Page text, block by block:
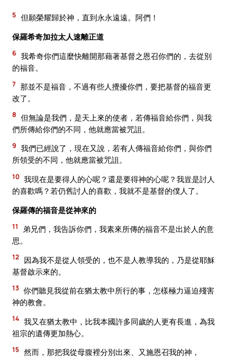
5 但願榮耀歸於神，直到永永遠遠。阿們！
保羅希奇加拉太人速離正道
6 我希奇你們這麼快離開那藉著基督之恩召你們的，去從別
的福音。
7 那並不是福音，不過有些人攪擾你們，要把基督的福音更
改了。
8 但無論是我們，是天上來的使者，若傳福音給你們，與我
們所傳給你們的不同，他就應當被咒詛。
9 我們已經說了，現在又說，若有人傳福音給你們，與你們
所領受的不同，他就應當被咒詛。
10 我現在是要得人的心呢？還是要得神的心呢？我豈是討人
的喜歡嗎？若仍舊討人的喜歡，我就不是基督的僕人了。
保羅傳的福音是從神來的
11
弟兄們，我告訴你們，我素來所傳的福音不是出於人的意
思。
12
因為我不是從人領受的，也不是人教導我的，乃是從耶穌
基督啟示來的。
13 你們聽見我從前在猶太教中所行的事，怎樣極力逼迫殘害
神的教會。
14 我又在猶太教中，比我本國許多同歲的人更有長進，為我
祖宗的遺傳更加熱心。
15 然而，那把我從母腹裡分別出來、又施恩召我的神，